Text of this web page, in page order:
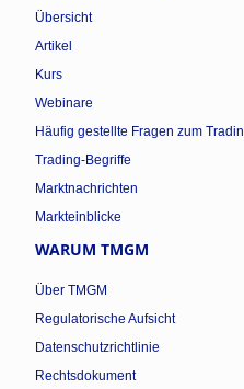
Übersicht
Artikel
Kurs
Webinare
Häufig gestellte Fragen zum
Trading-Begriffe
Marktnachrichten
Markteinblicke
WARUM TMGM
Über TMGM
Regulatorische Aufsicht
Datenschutzrichtlinie
Rechtsdokument